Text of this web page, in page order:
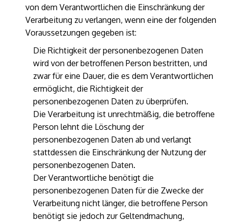
von dem Verantwortlichen die Einschränkung der
Verarbeitung zu verlangen, wenn eine der folgenden
Voraussetzungen gegeben ist:
Die Richtigkeit der personenbezogenen Daten
wird von der betroffenen Person bestritten, und
zwar für eine Dauer, die es dem Verantwortlichen
ermöglicht, die Richtigkeit der
personenbezogenen Daten zu überprüfen.
Die Verarbeitung ist unrechtmäßig, die betroffene
Person lehnt die Löschung der
personenbezogenen Daten ab und verlangt
stattdessen die Einschränkung der Nutzung der
personenbezogenen Daten.
Der Verantwortliche benötigt die
personenbezogenen Daten für die Zwecke der
Verarbeitung nicht länger, die betroffene Person
benötigt sie jedoch zur Geltendmachung,